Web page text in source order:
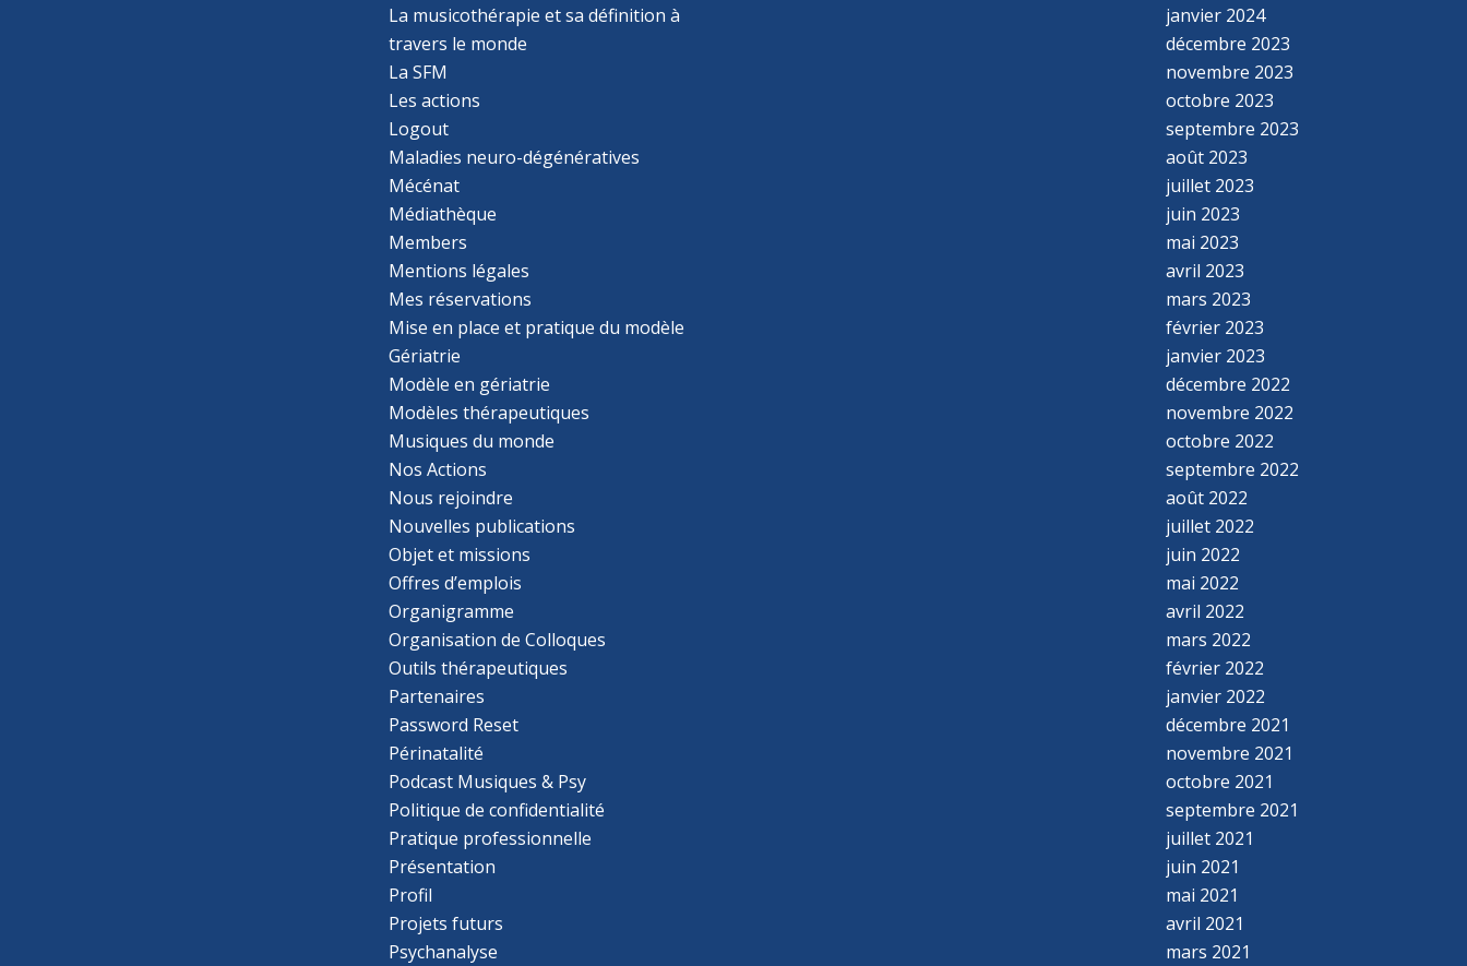
La musicothérapie et sa définition à
travers le monde
La SFM
Les actions
Logout
Maladies neuro-dégénératives
Mécénat
Médiathèque
Members
Mentions légales
Mes réservations
Mise en place et pratique du modèle
Gériatrie
Modèle en gériatrie
Modèles thérapeutiques
Musiques du monde
Nos Actions
Nous rejoindre
Nouvelles publications
Objet et missions
Offres d’emplois
Organigramme
Organisation de Colloques
Outils thérapeutiques
Partenaires
Password Reset
Périnatalité
Podcast Musiques & Psy
Politique de confidentialité
Pratique professionnelle
Présentation
Profil
Projets futurs
Psychanalyse
janvier 2024
décembre 2023
novembre 2023
octobre 2023
septembre 2023
août 2023
juillet 2023
juin 2023
mai 2023
avril 2023
mars 2023
février 2023
janvier 2023
décembre 2022
novembre 2022
octobre 2022
septembre 2022
août 2022
juillet 2022
juin 2022
mai 2022
avril 2022
mars 2022
février 2022
janvier 2022
décembre 2021
novembre 2021
octobre 2021
septembre 2021
juillet 2021
juin 2021
mai 2021
avril 2021
mars 2021